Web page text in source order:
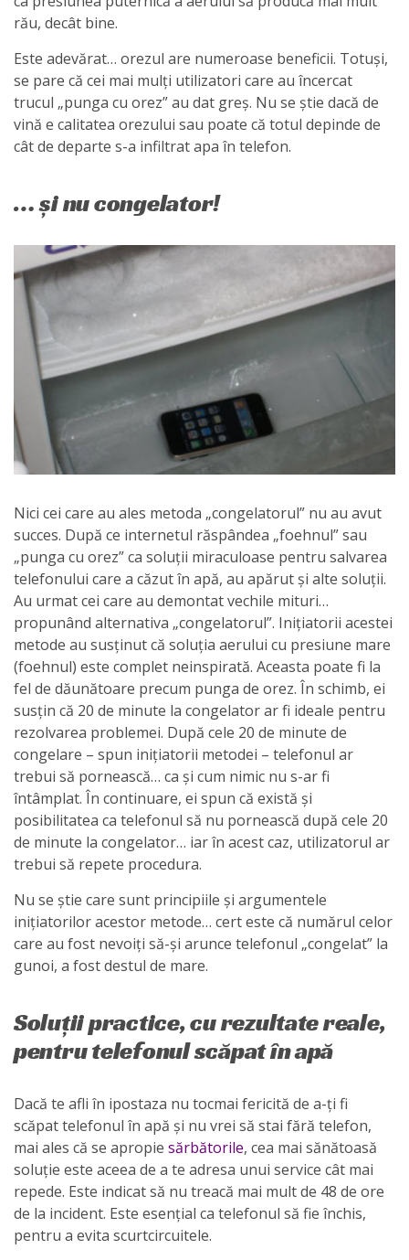
rău, decât bine.
Este adevărat… orezul are numeroase beneficii. Totuși,
se pare că cei mai mulți utilizatori care au încercat
trucul „punga cu orez” au dat greș. Nu se știe dacă de
vină e calitatea orezului sau poate că totul depinde de
cât de departe s-a infiltrat apa în telefon.
… și nu congelator!
Nici cei care au ales metoda „congelatorul” nu au avut
succes. După ce internetul răspândea „foehnul” sau
„punga cu orez” ca soluții miraculoase pentru salvarea
telefonului care a căzut în apă, au apărut și alte soluții.
Au urmat cei care au demontat vechile mituri…
propunând alternativa „congelatorul”. Inițiatorii acestei
metode au susținut că soluția aerului cu presiune mare
(foehnul) este complet neinspirată. Aceasta poate fi la
fel de dăunătoare precum punga de orez. În schimb, ei
susțin că 20 de minute la congelator ar fi ideale pentru
rezolvarea problemei. După cele 20 de minute de
congelare – spun inițiatorii metodei – telefonul ar
trebui să pornească… ca și cum nimic nu s-ar fi
întâmplat. În continuare, ei spun că există și
posibilitatea ca telefonul să nu pornească după cele 20
de minute la congelator… iar în acest caz, utilizatorul ar
trebui să repete procedura.
Nu se știe care sunt principiile și argumentele
inițiatorilor acestor metode… cert este că numărul celor
care au fost nevoiți să-și arunce telefonul „congelat” la
gunoi, a fost destul de mare.
Soluții practice, cu rezultate reale,
pentru telefonul scăpat în apă
Dacă te afli în ipostaza nu tocmai fericită de a-ți fi
scăpat telefonul în apă și nu vrei să stai fără telefon,
mai ales că se apropie sărbătorile, cea mai sănătoasă
soluție este aceea de a te adresa unui service cât mai
repede. Este indicat să nu treacă mai mult de 48 de ore
de la incident. Este esențial ca telefonul să fie închis,
pentru a evita scurtcircuitele.